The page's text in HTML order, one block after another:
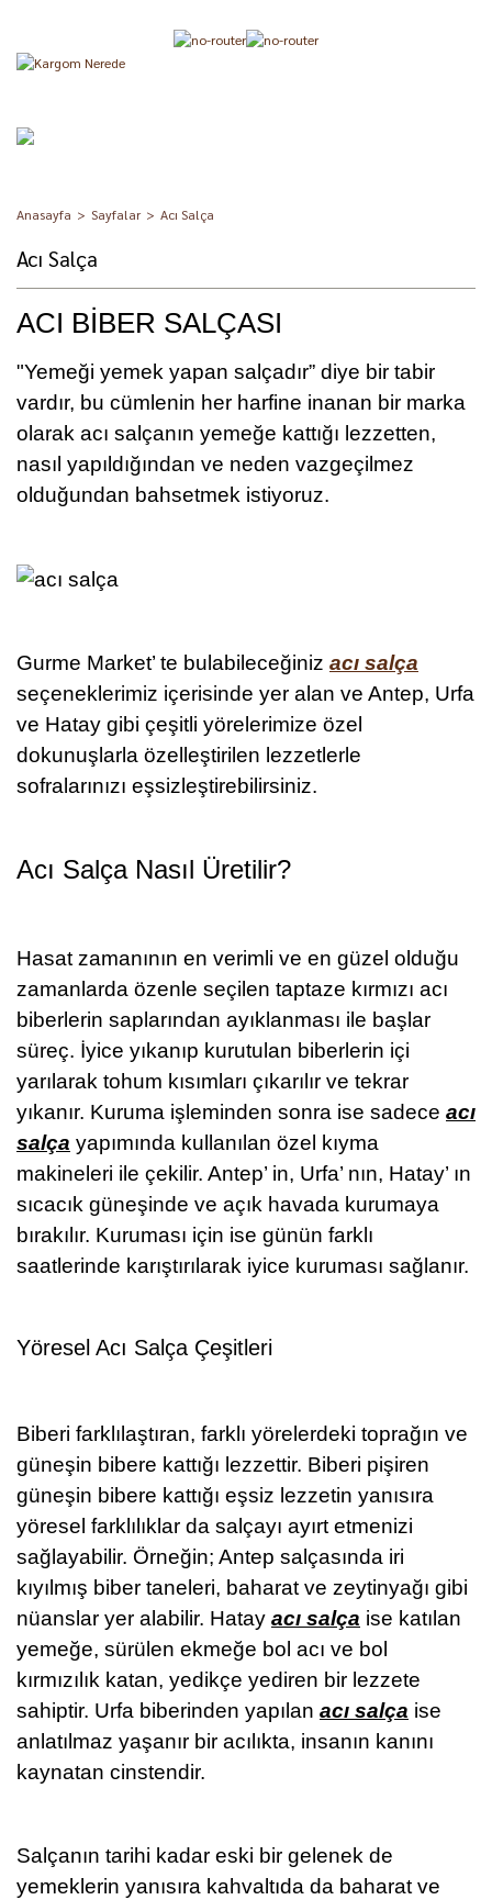
Anasayfa Sayfalar Acı Salça
Acı Salça
ACI BİBER SALÇASI
"Yemeği yemek yapan salçadır” diye bir tabir
vardır, bu cümlenin her harfine inanan bir marka
olarak acı salçanın yemeğe kattığı lezzetten,
nasıl yapıldığından ve neden vazgeçilmez
olduğundan bahsetmek istiyoruz.
Gurme Market’ te bulabileceğiniz acı salça
seçeneklerimiz içerisinde yer alan ve Antep, Urfa
ve Hatay gibi çeşitli yörelerimize özel
dokunuşlarla özelleştirilen lezzetlerle
sofralarınızı eşsizleştirebilirsiniz.
Acı Salça Nasıl Üretilir?
Hasat zamanının en verimli ve en güzel olduğu
zamanlarda özenle seçilen taptaze kırmızı acı
biberlerin saplarından ayıklanması ile başlar
süreç. İyice yıkanıp kurutulan biberlerin içi
yarılarak tohum kısımları çıkarılır ve tekrar
yıkanır. Kuruma işleminden sonra ise sadece acı
salça yapımında kullanılan özel kıyma
makineleri ile çekilir. Antep’ in, Urfa’ nın, Hatay’ ın
sıcacık güneşinde ve açık havada kurumaya
bırakılır. Kuruması için ise günün farklı
saatlerinde karıştırılarak iyice kuruması sağlanır.
Yöresel Acı Salça Çeşitleri
Biberi farklılaştıran, farklı yörelerdeki toprağın ve
güneşin bibere kattığı lezzettir. Biberi pişiren
güneşin bibere kattığı eşsiz lezzetin yanısıra
yöresel farklılıklar da salçayı ayırt etmenizi
sağlayabilir. Örneğin; Antep salçasında iri
kıyılmış biber taneleri, baharat ve zeytinyağı gibi
nüanslar yer alabilir. Hatay acı salça ise katılan
yemeğe, sürülen ekmeğe bol acı ve bol
kırmızılık katan, yedikçe yediren bir lezzete
sahiptir. Urfa biberinden yapılan acı salça ise
anlatılmaz yaşanır bir acılıkta, insanın kanını
kaynatan cinstendir.
Salçanın tarihi kadar eski bir gelenek de
yemeklerin yanısıra kahvaltıda da baharat ve